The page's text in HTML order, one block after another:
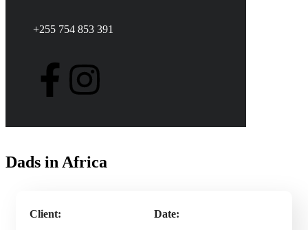
+255 754 853 391
Dads in Africa
Client: Date: